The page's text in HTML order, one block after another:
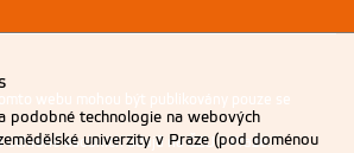
webu mohou být publikovány pouze se
ochraně osobních údajů na ČZU v Praze.
podobné technologie na webových
univerzity v Praze (pod doménou